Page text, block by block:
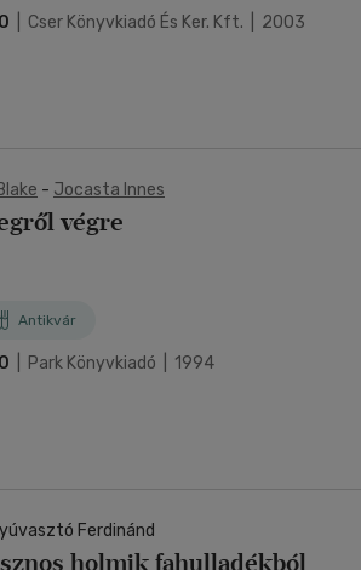
0 | Cser Könyvkiadó És Ker. Kft. | 2003
- Jocasta Innes
végre
Antikvár
0 | Park Könyvkiadó | 1994
Ferdinánd
holmik fahulladékból